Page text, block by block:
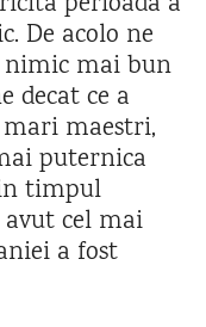
De acolo ne
nimic mai bun
decat ce a
maestri,
puternica
timpul
cel mai
a fost